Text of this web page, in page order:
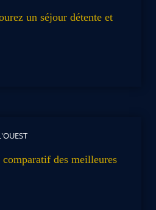
un séjour détente et
comparatif des meilleures